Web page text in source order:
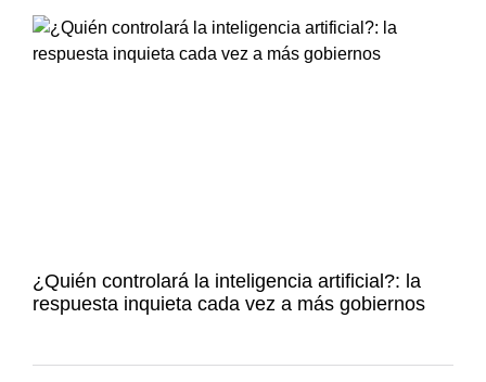
¿Quién controlará la inteligencia artificial?: la
respuesta inquieta cada vez a más gobiernos